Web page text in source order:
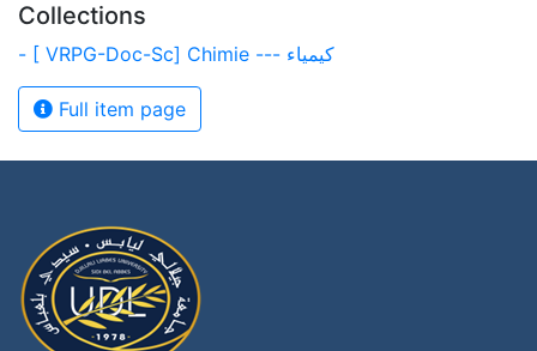
Collections
- [ VRPG-Doc-Sc] Chimie --- كيمياء
Full item page